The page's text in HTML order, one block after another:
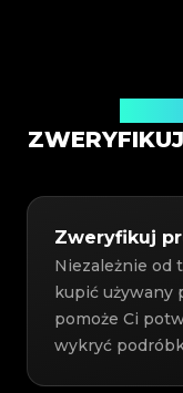
Zweryfikuj
Niezależnie od
kupić używany
pomoże Ci
wykryć